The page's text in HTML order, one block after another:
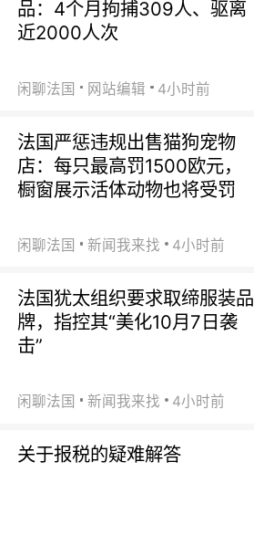
品：4个月拘捕309人、驱离
近2000人次
闲聊法国 网站编辑 4小时前
法国严惩违规出售猫狗宠物
店：每只最高罚1500欧元，
橱窗展示活体动物也将受罚
闲聊法国 新闻我来找 4小时前
法国犹太组织要求取缔服装品
牌，指控其“美化10月7日袭
击”
闲聊法国 新闻我来找 4小时前
关于报税的疑难解答